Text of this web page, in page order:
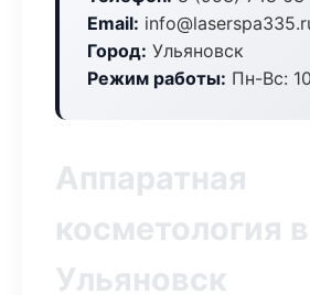
Email:
Город: Ульяновск
Режим работы: Пн-Вс:
Аппаратная
косметология в
Ульяновск